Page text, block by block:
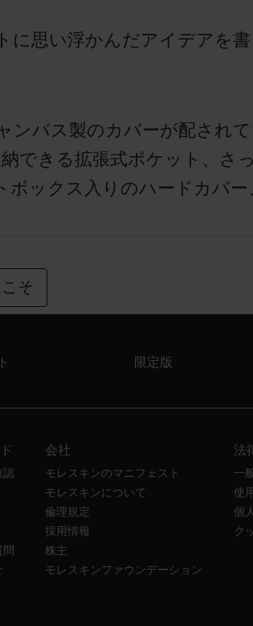
に思い浮かんだアイデアを
バス製のカバーが配され
できる拡張式ポケット、さ
ックス入りのハードカバー
そ
限定版
認
問
会社
モレスキンのマニフェスト
モレスキンについて
倫理規定
採用情報
株主
モレスキンファウンデーション
法
一
使
個
ク